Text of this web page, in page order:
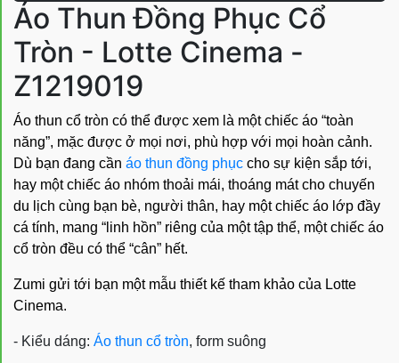
Áo Thun Đồng Phục Cổ
Tròn - Lotte Cinema -
Z1219019
Áo thun cổ tròn có thể được xem là một chiếc áo “toàn
năng”, mặc được ở mọi nơi, phù hợp với mọi hoàn cảnh.
Dù bạn đang cần áo thun đồng phục cho sự kiện sắp tới,
hay một chiếc áo nhóm thoải mái, thoáng mát cho chuyến
du lịch cùng bạn bè, người thân, hay một chiếc áo lớp đầy
cá tính, mang “linh hồn” riêng của một tập thể, một chiếc áo
cổ tròn đều có thể “cân” hết.
Zumi gửi tới bạn một mẫu thiết kế tham khảo của Lotte
Cinema.
- Kiểu dáng: Áo thun cổ tròn, form suông